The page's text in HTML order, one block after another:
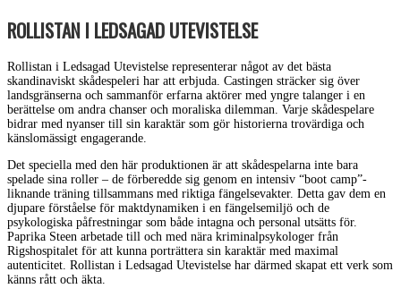
ROLLISTAN I LEDSAGAD UTEVISTELSE
Rollistan i Ledsagad Utevistelse representerar något av det bästa
skandinaviskt skådespeleri har att erbjuda. Castingen sträcker sig över
landsgränserna och sammanför erfarna aktörer med yngre talanger i en
berättelse om andra chanser och moraliska dilemman. Varje skådespelare
bidrar med nyanser till sin karaktär som gör historierna trovärdiga och
känslomässigt engagerande.
Det speciella med den här produktionen är att skådespelarna inte bara
spelade sina roller – de förberedde sig genom en intensiv “boot camp”-
liknande träning tillsammans med riktiga fängelsevakter. Detta gav dem en
djupare förståelse för maktdynamiken i en fängelsemiljö och de
psykologiska påfrestningar som både intagna och personal utsätts för.
Paprika Steen arbetade till och med nära kriminalpsykologer från
Rigshospitalet för att kunna porträttera sin karaktär med maximal
autenticitet. Rollistan i Ledsagad Utevistelse har därmed skapat ett verk som
känns rått och äkta.